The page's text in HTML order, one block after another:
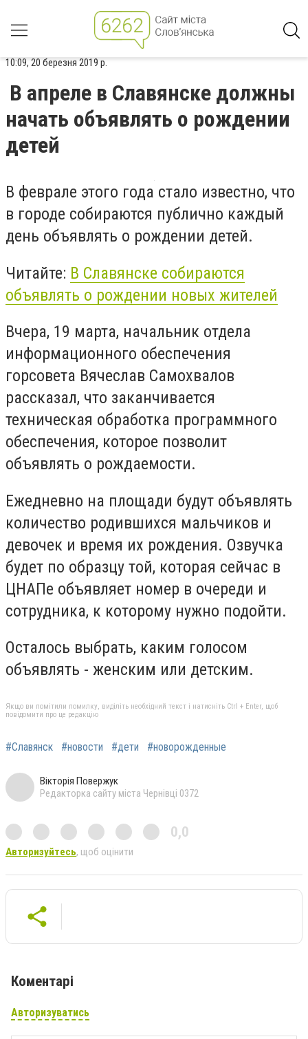
10:09, 20 березня 2019 р.
В апреле в Славянске должны
начать объявлять о рождении
детей
В феврале этого года стало известно, что
в городе собираются публично каждый
день объявлять о рождении детей.
Читайте: В Славянске собираются
объявлять о рождении новых жителей
Вчера, 19 марта, начальник отдела
информационного обеспечения
горсовета Вячеслав Самохвалов
рассказал, что заканчивается
техническая обработка программного
обеспечения, которое позволит
объявлять о рождаемости.
Ежедневно на площади будут объявлять
количество родившихся мальчиков и
девочек и время их рождения. Озвучка
будет по образцу той, которая сейчас в
ЦНАПе объявляет номер в очереди и
сотрудника, к которому нужно подойти.
Осталось выбрать, каким голосом
объявлять - женским или детским.
Якщо ви помітили помилку, виділіть необхідний текст і натисніть Ctrl + Enter, щоб
повідомити про це редакцію
#Славянск #новости #дети #новорожденные
Вікторія Повержук
Редакторка сайту міста Чернівці 0372
0,0
Авторизуйтесь, щоб оцінити
Коментарі
Авторизуватись